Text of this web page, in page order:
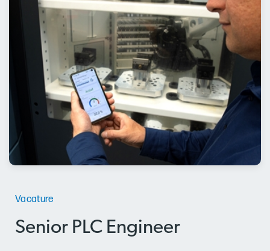
Vacature
Senior PLC Engineer